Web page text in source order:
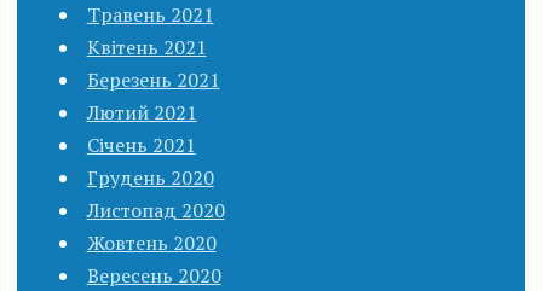
Травень 2021
Квітень 2021
Березень 2021
Лютий 2021
Січень 2021
Грудень 2020
Листопад 2020
Жовтень 2020
Вересень 2020